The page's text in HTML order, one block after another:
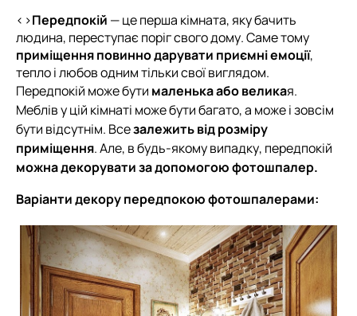
<>Передпокій — це перша кімната, яку бачить
людина, переступає поріг свого дому. Саме тому
приміщення повинно дарувати приємні емоції,
тепло і любов одним тільки свої виглядом.
Передпокій може бути маленька або великая.
Меблів у цій кімнаті може бути багато, а може і зовсім
бути відсутнім. Всезалежить від розміру
приміщення. Але, в будь-якому випадку, передпокій
можна декорувати за допомогою фотошпалер.
Варіанти декору передпокою фотошпалерами: